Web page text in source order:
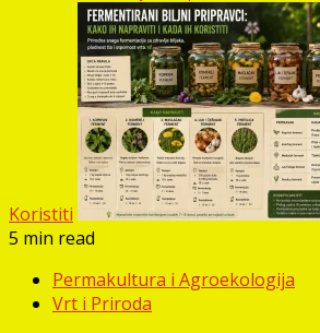
Koristiti
5 min read
Permakultura i Agroekologija
Vrt i Priroda